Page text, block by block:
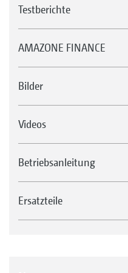
Testberichte
AMAZONE FINANCE
Bilder
Videos
Betriebsanleitung
Ersatzteile